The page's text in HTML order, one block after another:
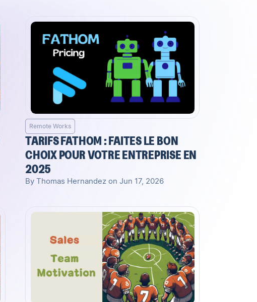
Remote Works
TARIFS FATHOM : FAITES LE BON
CHOIX POUR VOTRE ENTREPRISE EN
2025
By Thomas Hernandez on Jun 17, 2026